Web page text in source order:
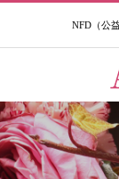
NFD（公